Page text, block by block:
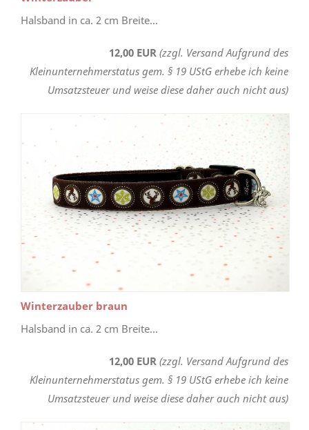
Halsband in ca. 2 cm Breite...
12,00 EUR (zzgl. Versand Aufgrund des
Kleinunternehmerstatus gem. § 19 UStG erhebe ich keine
Umsatzsteuer und weise diese daher auch nicht aus)
Winterzauber braun
Halsband in ca. 2 cm Breite...
12,00 EUR (zzgl. Versand Aufgrund des
Kleinunternehmerstatus gem. § 19 UStG erhebe ich keine
Umsatzsteuer und weise diese daher auch nicht aus)